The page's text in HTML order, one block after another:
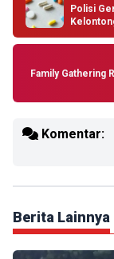
Polisi
Family Gathering
Komentar:
Berita Lainnya